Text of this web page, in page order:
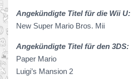
Angekündigte Titel für die Wii U:
New Super Mario Bros. Mii
Angekündigte Titel für den 3DS:
Paper Mario
Luigi’s Mansion 2